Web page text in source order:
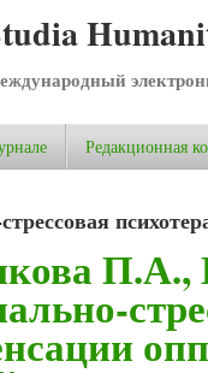
Редакционная